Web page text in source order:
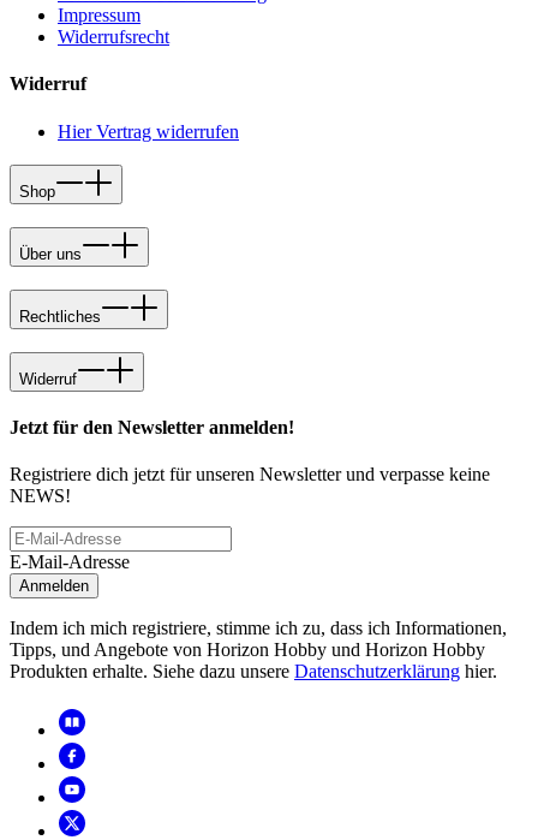
Impressum
Widerrufsrecht
Widerruf
Hier Vertrag widerrufen
Shop
Über uns
Rechtliches
Widerruf
Jetzt für den Newsletter anmelden!
Registriere dich jetzt für unseren Newsletter und verpasse keine
NEWS!
E-Mail-Adresse
Anmelden
Indem ich mich registriere, stimme ich zu, dass ich Informationen,
Tipps, und Angebote von Horizon Hobby und Horizon Hobby
Produkten erhalte. Siehe dazu unsere Datenschutzerklärung hier.